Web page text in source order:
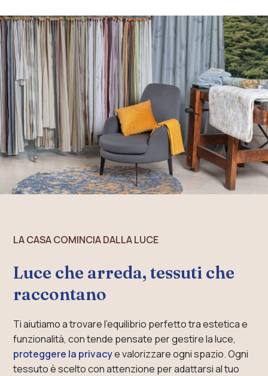
LA CASA COMINCIA DALLA LUCE
Luce che arreda, tessuti che
raccontano
Ti aiutiamo a trovare l’equilibrio perfetto tra estetica e
funzionalità, con tende pensate per gestire la luce,
proteggere la privacye valorizzare ogni spazio. Ogni
tessuto è scelto con attenzione per adattarsi al tuo